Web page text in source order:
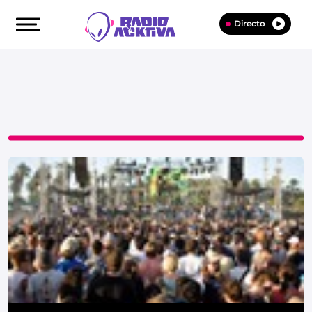
Directo